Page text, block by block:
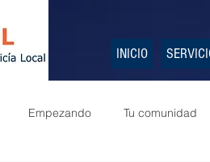
INICIO
Empezando Tu comunidad